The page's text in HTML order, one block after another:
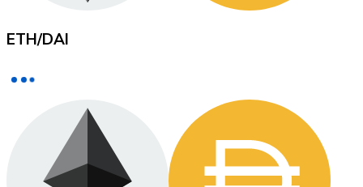
Comprar con efectivo
Transferencia SEPA
Añade fondos a tu cuenta Bitnovo o realiza compras
ETH/DAI